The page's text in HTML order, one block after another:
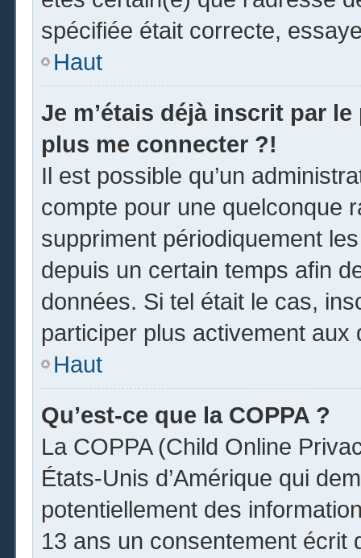
spécifiée était correcte,
Haut
Je m’étais déjà inscrit par
plus me connecter ?!
Il est possible qu’un
compte pour une quelconque
suppriment périodiquement
depuis un certain temps afin
données. Si tel était le cas,
participer plus activement
Haut
Qu’est-ce que la COPPA ?
La COPPA (Child Online
États-Unis d’Amérique qui
potentiellement des
13 ans un consentement écrit